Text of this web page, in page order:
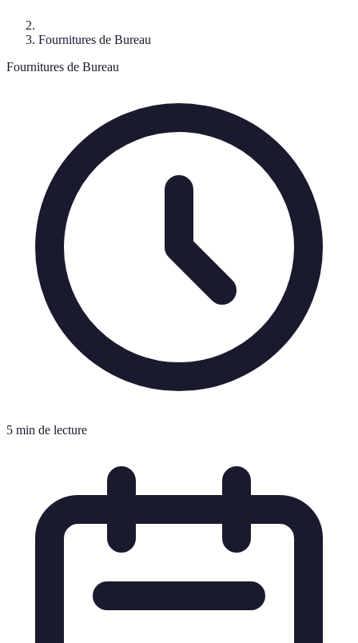
Fournitures de Bureau
Fournitures de Bureau
5 min de lecture